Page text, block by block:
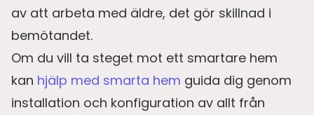
av att arbeta med äldre, det gör skillnad i
bemötandet.
Om du vill ta steget mot ett smartare hem
kan hjälp med smarta hem guida dig genom
installation och konfiguration av allt från